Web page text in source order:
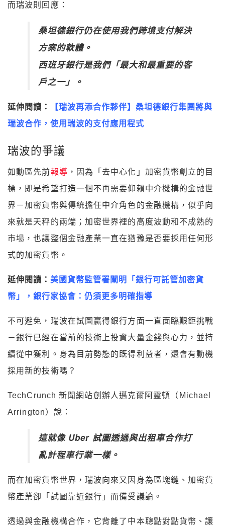
而瑞波則回應：
桑坦德銀行仍在使用我們跨境支付解決
方案的軟體。
西班牙銀行是我們「最大和最重要的客
戶之一」。
延伸閱讀：
【瑞波再添合作夥伴】桑坦德銀行集團將與
瑞波合作，使用瑞波的支付應用程式
瑞波的爭議
如動區先前報導 ，因為「去中心化」加密貨幣創立的目
標，即是希望打造一個不再需要仰賴中介機構的金融世
界－加密貨幣與傳統擔任中介角色的金融機構，似乎向
來就是天秤的兩端；加密世界裡的高度波動和不成熟的
市場，也讓整個金融產業一直在猶豫是否要採用任何形
式的加密貨幣。
延伸閱讀： 美國貨幣監管署闡明「銀行可託管加密貨
幣」，銀行家協會：仍須更多明確指導
不可避免，瑞波在試圖贏得銀行方面一直面臨艱鉅挑戰
－銀行已經在當前的技術上投資大量金錢與心力，並持
續從中獲利。身為目前勢態的既得利益者，還會有動機
採用新的技術嗎？
TechCrunch 新聞網站創辦人邁克爾阿靈頓（Michael
Arrington）說：
這就像 Uber 試圖透過與出租車合作打
亂計程車行業一樣。
而在加密貨幣世界，瑞波向來又因身為區塊鏈、加密貨
幣產業卻「試圖靠近銀行」而備受議論。
透過與金融機構合作，它背離了中本聰點對點貨幣、讓